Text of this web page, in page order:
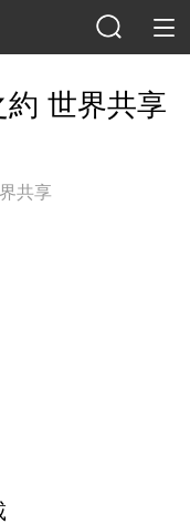
世界共享
共享